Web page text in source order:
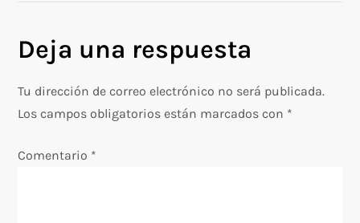
g
a
Deja una respuesta
Tu dirección de correo electrónico no será publicada.
Los campos obligatorios están marcados con *
Comentario *